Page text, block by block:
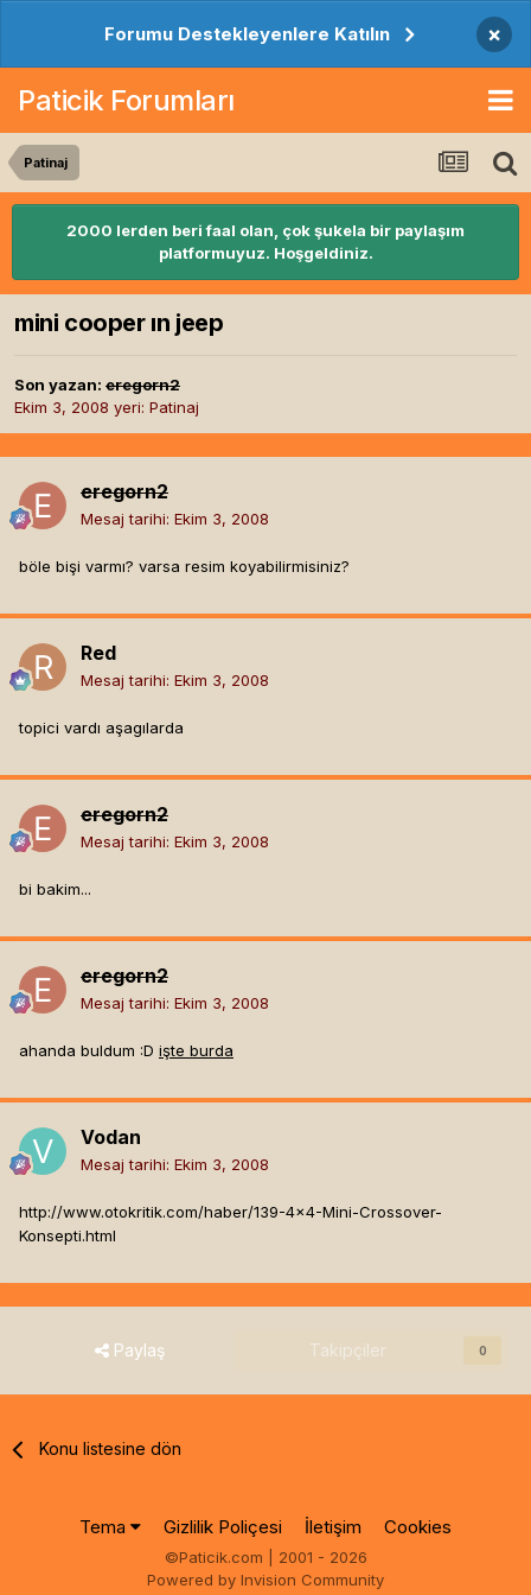
Forumu Destekleyenlere Katılın ×
Paticik Forumları
Patinaj
2000 lerden beri faal olan, çok şukela bir paylaşım
platformuyuz. Hoşgeldiniz.
mini cooper ın jeep
Son yazan: eregorn2
Ekim 3, 2008 yeri: Patinaj
eregorn2
Mesaj tarihi: Ekim 3, 2008
böle bişi varmı? varsa resim koyabilirmisiniz?
Red
Mesaj tarihi: Ekim 3, 2008
topici vardı aşagılarda
eregorn2
Mesaj tarihi: Ekim 3, 2008
bi bakim...
eregorn2
Mesaj tarihi: Ekim 3, 2008
ahanda buldum :D işte burda
Vodan
Mesaj tarihi: Ekim 3, 2008
http://www.otokritik.com/haber/139-4x4-Mini-Crossover-
Konsepti.html
Paylaş Takipçiler 0
Konu listesine dön
Tema Gizlilik Poliçesi İletişim Cookies
©Paticik.com | 2001 - 2026
Powered by Invision Community